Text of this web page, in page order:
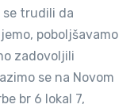
se trudili da
poboljšavamo
zadovoljili
se na Novom
br 6 lokal 7,